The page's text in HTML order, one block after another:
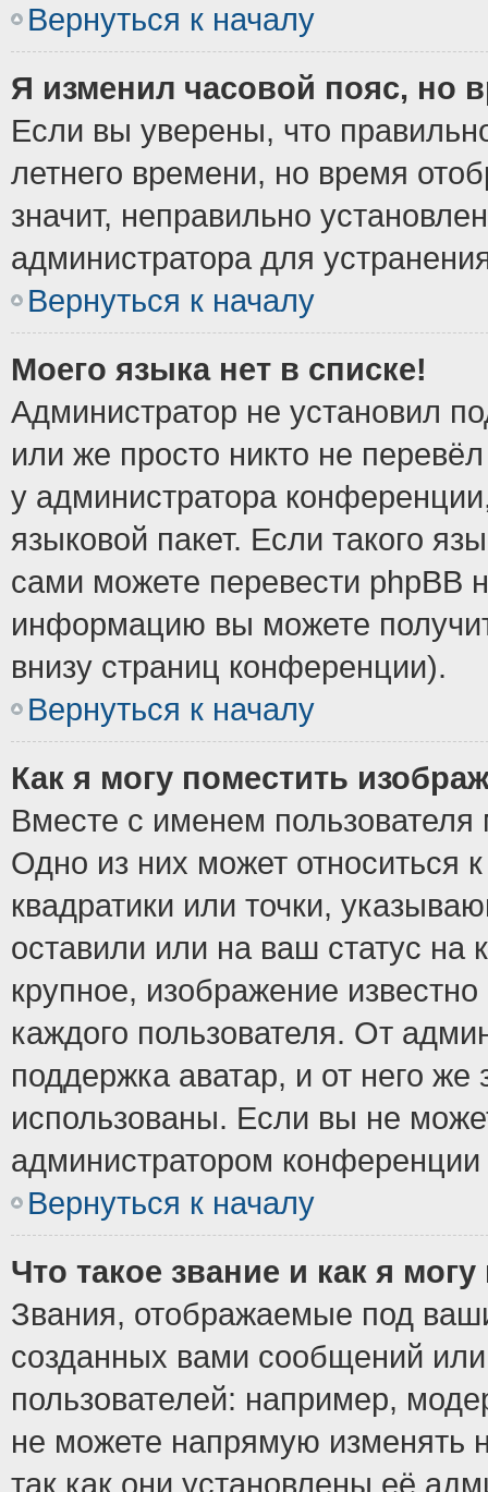
Вернуться к началу
Я изменил часовой пояс, но
Если вы уверены, что
летнего времени, но время
значит, неправильно
администратора для
Вернуться к началу
Моего языка нет в списке!
Администратор не установил
или же просто никто не
у администратора
языковой пакет. Если такого
сами можете перевести phpBB
информацию вы можете
внизу страниц конференции).
Вернуться к началу
Как я могу поместить
Вместе с именем пользователя
Одно из них может относиться
квадратики или точки,
оставили или на ваш статус
крупное, изображение
каждого пользователя. От
поддержка аватар, и от него же
использованы. Если вы не
администратором
Вернуться к началу
Что такое звание и как я
Звания, отображаемые под
созданных вами сообщений
пользователей: например,
не можете напрямую изменять
так как они установлены её